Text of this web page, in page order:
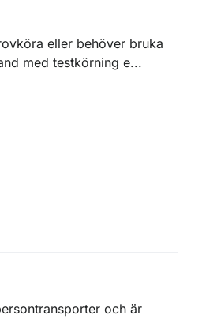
eller behöver bruka
med testkörning e...
och är